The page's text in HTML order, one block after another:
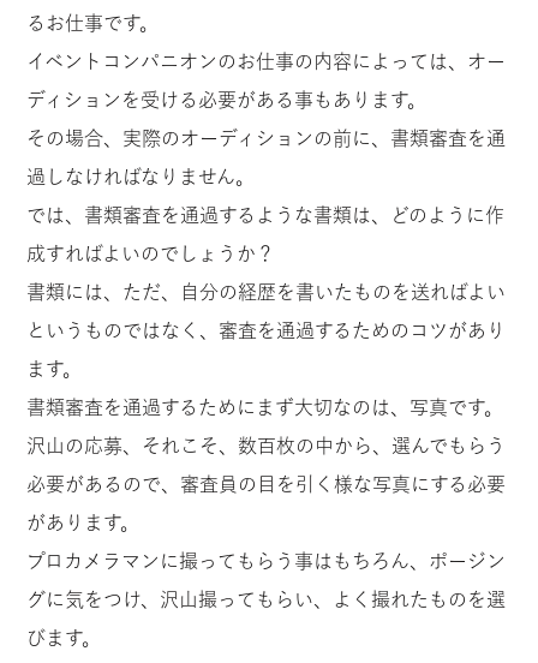
るお仕事です。
イベントコンパニオンのお仕事の内容によっては、オー
ディションを受ける必要がある事もあります。
その場合、実際のオーディションの前に、書類審査を通
過しなければなりません。
では、書類審査を通過するような書類は、どのように作
成すればよいのでしょうか？
書類には、ただ、自分の経歴を書いたものを送ればよい
というものではなく、審査を通過するためのコツがあり
ます。
書類審査を通過するためにまず大切なのは、写真です。
沢山の応募、それこそ、数百枚の中から、選んでもらう
必要があるので、審査員の目を引く様な写真にする必要
があります。
プロカメラマンに撮ってもらう事はもちろん、ポージン
グに気をつけ、沢山撮ってもらい、よく撮れたものを選
びます。